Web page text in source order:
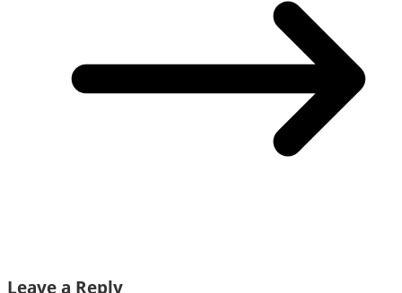
Leave a Reply